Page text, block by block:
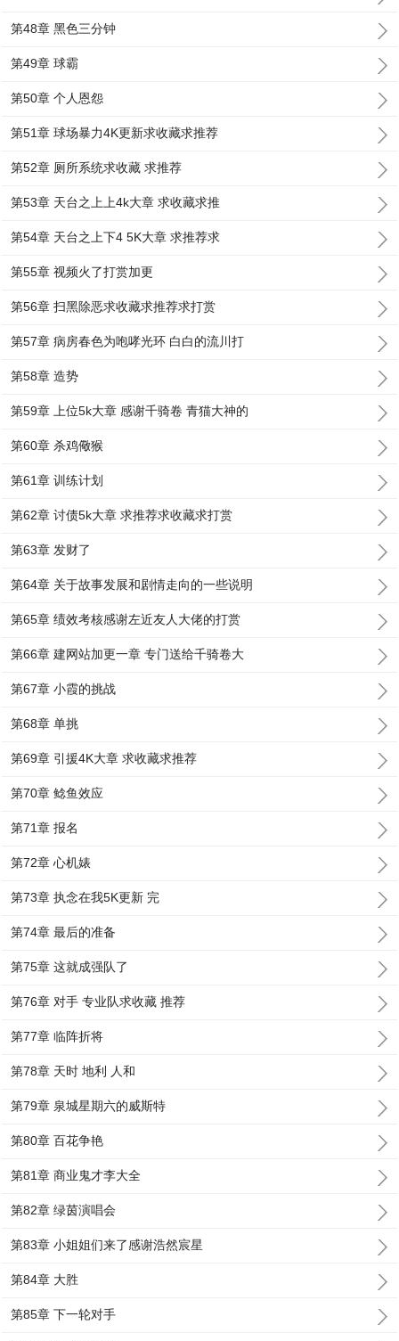
第48章 黑色三分钟
第49章 球霸
第50章 个人恩怨
第51章 球场暴力4K更新求收藏求推荐
第52章 厕所系统求收藏 求推荐
第53章 天台之上上4k大章 求收藏求推
第54章 天台之上下4 5K大章 求推荐求
第55章 视频火了打赏加更
第56章 扫黑除恶求收藏求推荐求打赏
第57章 病房春色为咆哮光环 白白的流川打
第58章 造势
第59章 上位5k大章 感谢千骑卷 青猫大神的
第60章 杀鸡儆猴
第61章 训练计划
第62章 讨债5k大章 求推荐求收藏求打赏
第63章 发财了
第64章 关于故事发展和剧情走向的一些说明
第65章 绩效考核感谢左近友人大佬的打赏
第66章 建网站加更一章 专门送给千骑卷大
第67章 小霞的挑战
第68章 单挑
第69章 引援4K大章 求收藏求推荐
第70章 鲶鱼效应
第71章 报名
第72章 心机婊
第73章 执念在我5K更新 完
第74章 最后的准备
第75章 这就成强队了
第76章 对手 专业队求收藏 推荐
第77章 临阵折将
第78章 天时 地利 人和
第79章 泉城星期六的威斯特
第80章 百花争艳
第81章 商业鬼才李大全
第82章 绿茵演唱会
第83章 小姐姐们来了感谢浩然宸星
第84章 大胜
第85章 下一轮对手